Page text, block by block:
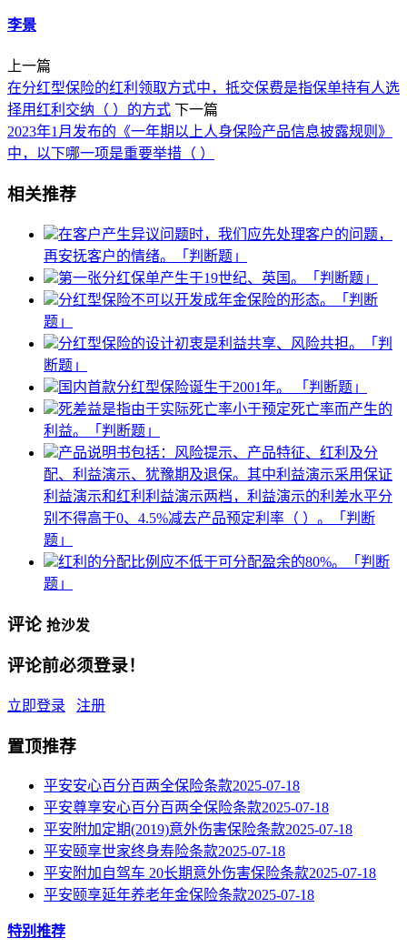
李景
上一篇
在分红型保险的红利领取方式中，抵交保费是指保单持有人选
择用红利交纳（ ）的方式 下一篇
2023年1月发布的《一年期以上人身保险产品信息披露规则》
中，以下哪一项是重要举措（ ）
相关推荐
在客户产生异议问题时，我们应先处理客户的问题，
再安抚客户的情绪。「判断题」
第一张分红保单产生于19世纪、英国。「判断题」
分红型保险不可以开发成年金保险的形态。「判断
题」
分红型保险的设计初衷是利益共享、风险共担。「判
断题」
国内首款分红型保险诞生于2001年。 「判断题」
死差益是指由于实际死亡率小于预定死亡率而产生的
利益。「判断题」
产品说明书包括：风险提示、产品特征、红利及分
配、利益演示、犹豫期及退保。其中利益演示采用保证
利益演示和红利利益演示两档，利益演示的利差水平分
别不得高于0、4.5%减去产品预定利率（ ）。「判断
题」
红利的分配比例应不低于可分配盈余的80%。「判断
题」
评论 抢沙发
评论前必须登录！
立即登录 注册
置顶推荐
平安安心百分百两全保险条款2025-07-18
平安尊享安心百分百两全保险条款2025-07-18
平安附加定期(2019)意外伤害保险条款2025-07-18
平安颐享世家终身寿险条款2025-07-18
平安附加自驾车 20长期意外伤害保险条款2025-07-18
平安颐享延年养老年金保险条款2025-07-18
特别推荐